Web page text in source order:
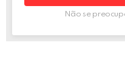
Não se